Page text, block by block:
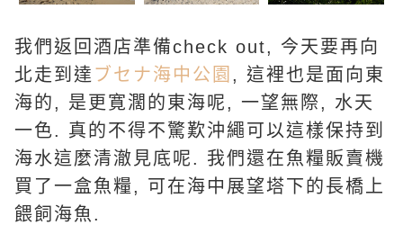
我們返回酒店準備check out, 今天要再向
北走到達 ブセナ海中公園 , 這裡也是面向東
海的, 是更寛濶的東海呢, 一望無際, 水天
一色. 真的不得不驚歎沖繩可以這樣保持到
海水這麼清澈見底呢. 我們還在魚糧販賣機
買了一盒魚糧, 可在海中展望塔下的長橋上
餵飼海魚.